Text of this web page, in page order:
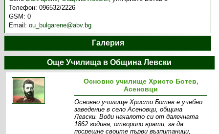
Телефон:096532/2226
GSM:0
Email:ou_bulgarene@abv.bg
Галерия
Още Училища в Община Левски
Основно училище Христо Ботев,
Асеновци
Основно училище Христо Ботев е учебно
заведение в село Асеновци, община
Левски. Води началото си от далечната
1862 година, отворило врати, за да
посрещне своите първи възпитаници,